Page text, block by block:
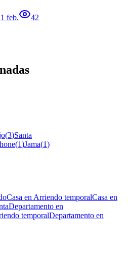
feb. 42
(3)Santa
(1)Jama(1)
Casa en Arriendo temporalCasa en
Departamento en
temporalDepartamento en